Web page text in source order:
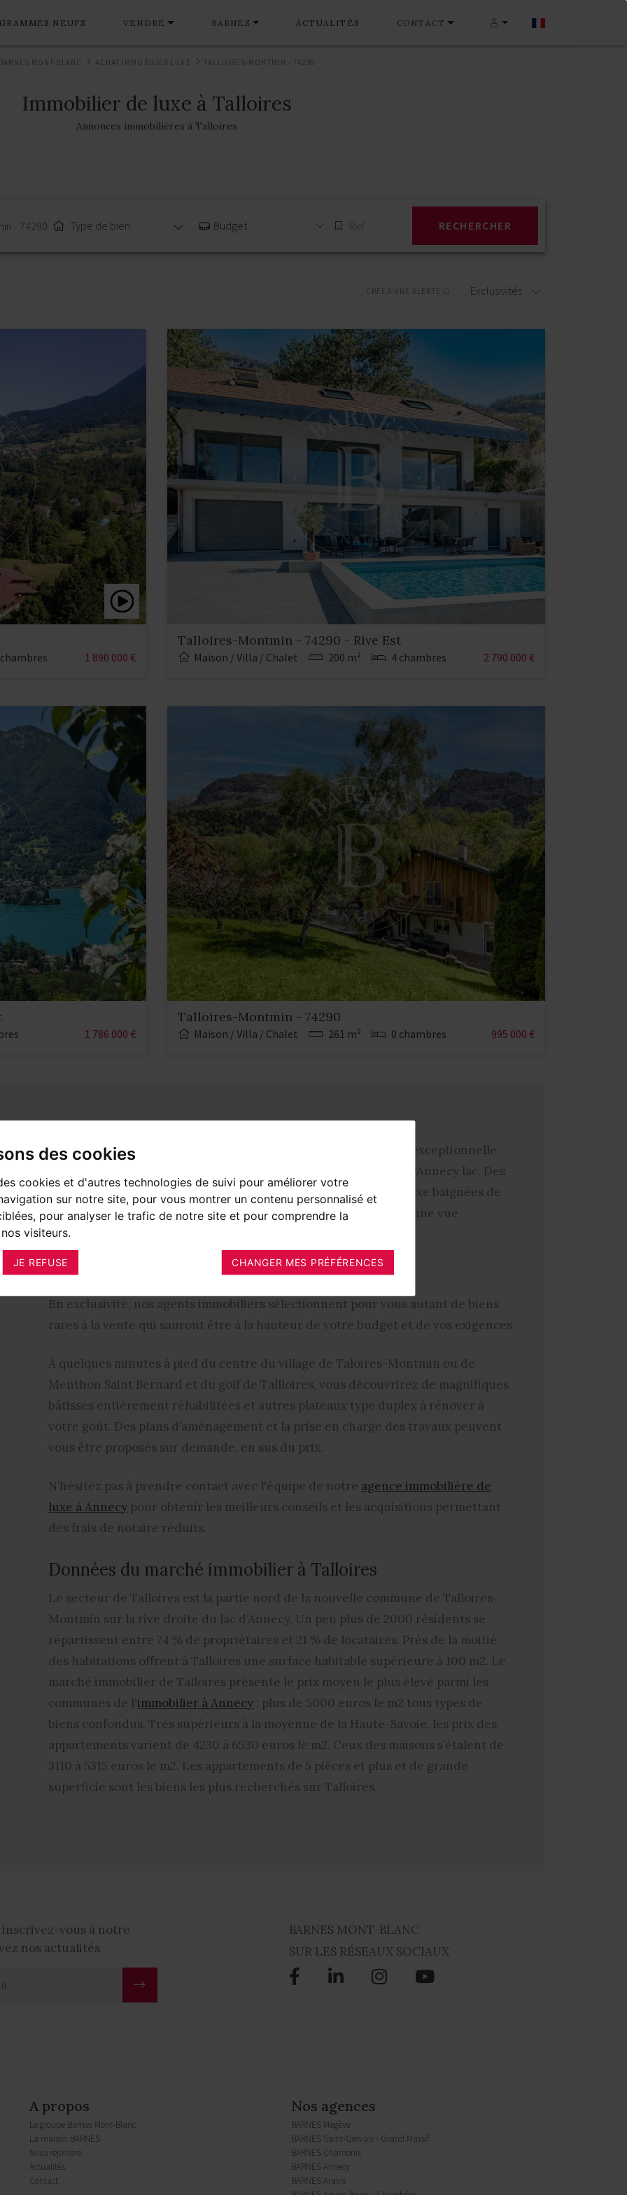
des cookies
cookies et d'autres technologies de suivi pour améliorer votre
sur notre site, pour vous montrer un contenu personnalisé et
pour analyser le trafic de notre site et pour comprendre la
visiteurs.
JE REFUSE CHANGER MES PRÉFÉRENCES
NEUFS VENDRE BARNES ACTUALITÉS CONTACT
BARNES MONT-BLANC ACHAT IMMOBILIER LUXE TALLOIRES-MONTMIN - 74290
Immobilier de luxe à Talloires
Annonces immobilières à Talloires
- 74290 Type de bien Budget RECHERCHER
CRÉER UNE ALERTE
Exclusivités
1 890 000 €
Talloires-Montmin - 74290 - Rive Est
Maison / Villa / Chalet 200 m² 4 chambres 2 790 000 €
1 786 000 €
Talloires-Montmin - 74290
Maison / Villa / Chalet 261 m² 0 chambres 995 000 €
À la vente, des villas de prestige remarquables par leur position exceptionnelle
face aux magnifiques paysages de la baie de Talloires tout près d'Annecy lac. Des
prestations haut de gamme pour des villas contemporaines de luxe baignées de
lumière, idéales pour un achatimmobilier en Haute Savoie
avec une vue
imprenable sur le col de la Forclaz.
Propriétés de prestige à vendre à Talloires
En exclusivité, nos agents immobiliers sélectionnent pour vous autant de biens
rares à la vente qui sauront être à la hauteur de votre budget et de vos exigences.
À quelques minutes à pied du centre du village de Taloires-Montmin ou de
Menthon Saint Bernard et du golf de Tallloires, vous découvrirez de magnifiques
bâtisses entièrement réhabilitées et autres plateaux type duplex à rénover à
votre goût. Des plans d’aménagement et la prise en charge des travaux peuvent
vous être proposés sur demande, en sus du prix.
N’hésitez pas à prendre contact avec l'équipe de notre agence immobilière de
luxe à Annecy pour obtenir les meilleurs conseils et les acquisitions permettant
des frais de notaire réduits.
Données du marché immobilier à Talloires
Le secteur de Talloires est la partie nord de la nouvelle commune de Talloires-
Montmin sur la rive droite du lac d’Annecy. Un peu plus de 2000 résidents se
répartissent entre 74 % de propriétaires et 21 % de locataires. Près de la moitié
des habitations offrent à Talloires une surface habitable supérieure à 100 m2. Le
marché immobilier de Talloires présente le prix moyen le plus élevé parmi les
communes de l'immobilier à Annecy : plus de 5000 euros le m2 tous types de
biens confondus. Très supérieurs à la moyenne de la Haute-Savoie, les prix des
appartements varient de 4230 à 6530 euros le m2. Ceux des maisons s’étalent de
3110 à 5315 euros le m2. Les appartements de 5 pièces et plus et de grande
superficie sont les biens les plus recherchés sur Talloires.
vous à notre
nos actualités
BARNES MONT-BLANC
SUR LES RÉSEAUX SOCIAUX
A propos
Le groupe Barnes Mont-Blanc
La maison BARNES
Nous rejoindre
Actualités
Contact
Nos agences
BARNES Megève
BARNES Saint-Gervais - Grand Massif
BARNES Chamonix
BARNES Annecy
BARNES Aravis